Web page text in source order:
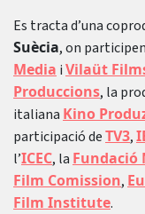
Es tracta d’una
Suècia, on
Media iVilaüt
Produccions, la
italiana Kino
participació deTV3,
l’ICEC, la Fundació
Film Comission,
Film Institute.